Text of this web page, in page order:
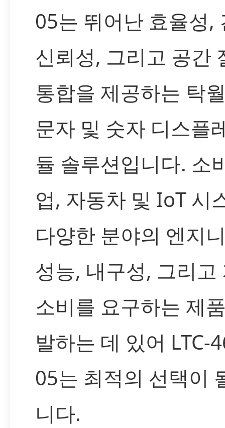
05는 뛰어난 효율성,
신뢰성, 그리고 공간
통합을 제공하는 탁
문자 및 숫자 디스플
듈 솔루션입니다. 소
업, 자동차 및 IoT 시
다양한 분야의 엔지
성능, 내구성, 그리고
소비를 요구하는 제
발하는 데 있어 LTC-
05는 최적의 선택이
니다.